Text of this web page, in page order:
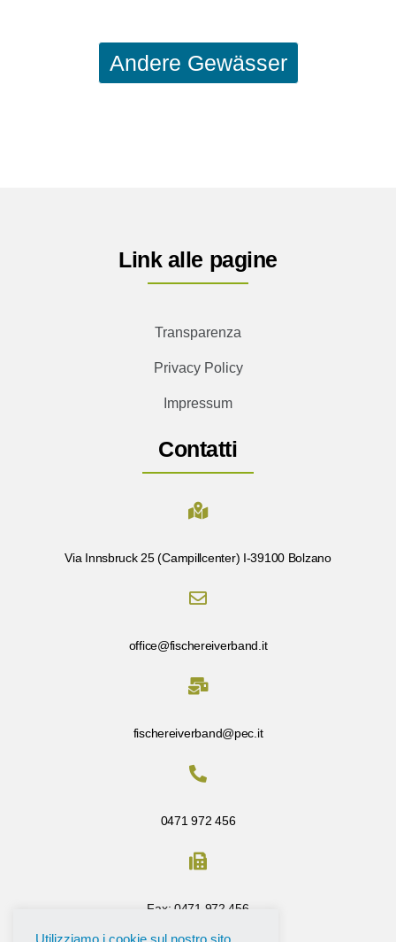
Andere Gewässer
Link alle pagine
Transparenza
Privacy Policy
Impressum
Contatti
Via Innsbruck 25 (Campillcenter) I-39100 Bolzano
office@fischereiverband.it
fischereiverband@pec.it
0471 972 456
Fax: 0471 972 456